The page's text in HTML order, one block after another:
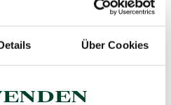
Über Cookies
DIN 3120 - A
mit fühl- und